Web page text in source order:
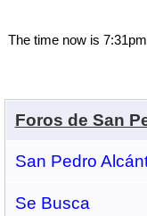
The time now is 7:31pm
Foros de San
San Pedro
Se Busca